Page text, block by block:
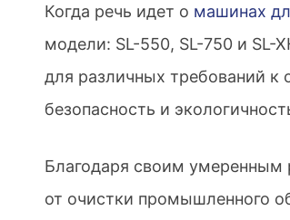
Когда речь идет о машинах
модели: SL-550, SL-750 и SL-
для различных требований
безопасность и
Благодаря своим
от очистки промышленного